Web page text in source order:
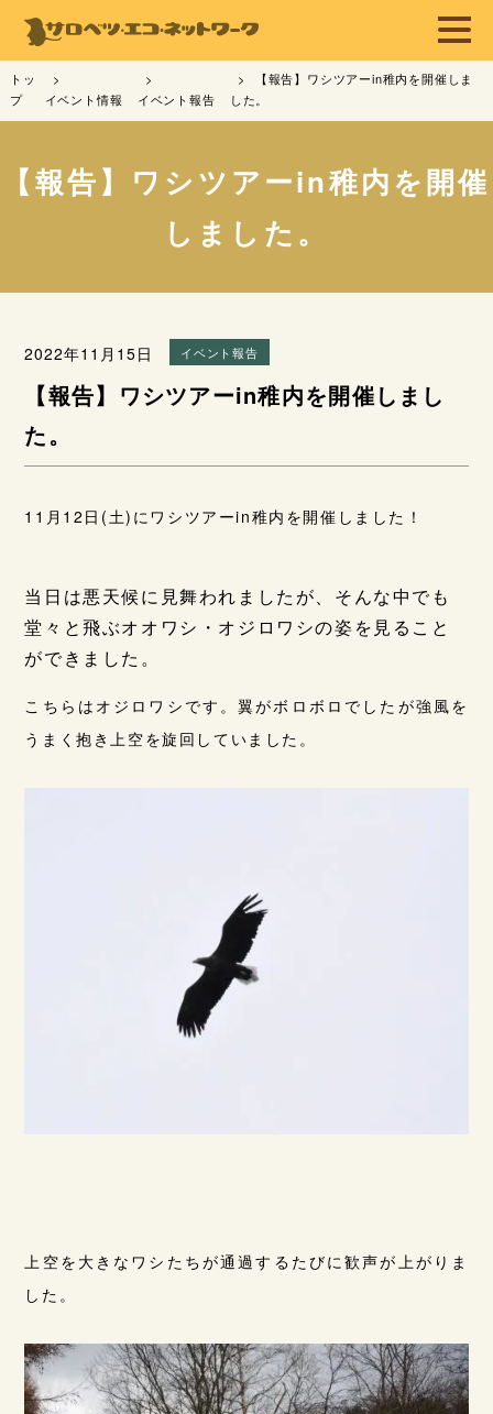
トッ
プ
イベント情報 イベント報告
【報告】ワシツアーin稚内を開催しま
した。
【報告】ワシツアーin稚内を開催
しました。
2022年11月15日 イベント報告
【報告】ワシツアーin稚内を開催しまし
た。
11月12日(土)にワシツアーin稚内を開催しました！
当日は悪天候に見舞われましたが、そんな中でも
堂々と飛ぶオオワシ・オジロワシの姿を見ること
ができました。
こちらはオジロワシです。翼がボロボロでしたが強風を
うまく抱き上空を旋回していました。
上空を大きなワシたちが通過するたびに歓声が上がりま
した。